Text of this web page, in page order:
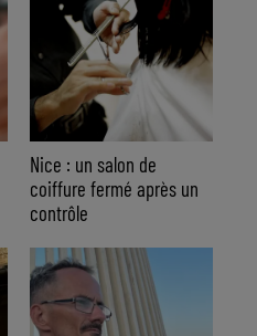
Nice : un salon de
coiffure fermé après un
contrôle